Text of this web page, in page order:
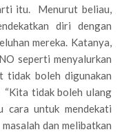
itu. Menurut beliau,
diri dengan
mereka. Katanya,
seperti menyalurkan
tidak boleh digunakan
“Kita tidak boleh ulang
cara untuk mendekati
dan melibatkan